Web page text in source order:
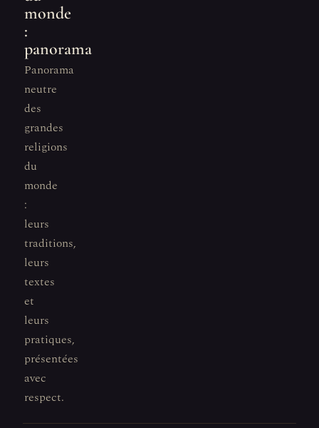
monde
:
panorama
Panorama
neutre
des
grandes
religions
du
monde
:
leurs
traditions,
leurs
textes
et
leurs
pratiques,
présentées
avec
respect.